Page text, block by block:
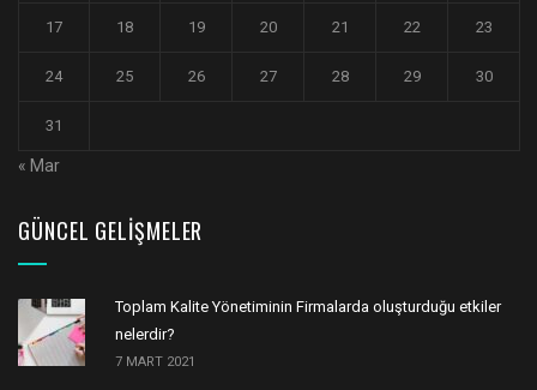
17 18 19 20 21 22 23
24 25 26 27 28 29 30
31
« Mar
GÜNCEL GELIŞMELER
Toplam Kalite Yönetiminin Firmalarda oluşturduğu etkiler
nelerdir?
7 MART 2021